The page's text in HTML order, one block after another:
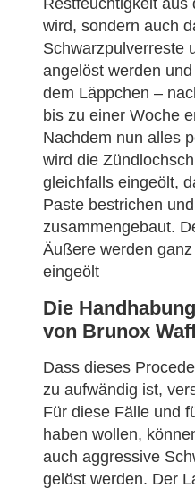
Restfeuchtigkeit aus
wird, sondern auch
Schwarzpulverreste
angelöst werden
dem Läppchen –
bis zu einer Woche
Nachdem nun alles
wird die
gleichfalls eingeölt,
Paste bestrichen
zusammengebaut.
Äußere werden
eingeölt
Die
von Brunox
Dass dieses
zu aufwändig ist,
Für diese Fälle und
haben wollen,
auch aggressive
gelöst werden. Der